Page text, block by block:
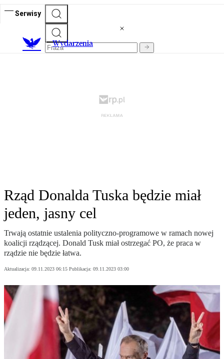
Serwisy
Wydarzenia
Rząd Donalda Tuska będzie miał
jeden, jasny cel
Trwają ostatnie ustalenia polityczno-programowe w ramach nowej
koalicji rządzącej. Donald Tusk miał ostrzegać PO, że praca w
rządzie nie będzie łatwa.
Aktualizacja: 09.11.2023 06:15 Publikacja: 09.11.2023 03:00